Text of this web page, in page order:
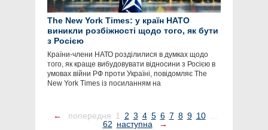
The New York Times: у країн НАТО
виникли розбіжності щодо того, як бути
з Росією
Країни-члени НАТО розділилися в думках щодо
того, як краще вибудовувати відносини з Росією в
умовах війни РФ проти Україні, повідомляє The
New York Times із посиланням на
← попередня 1 2 3 4 5 6 7 8 9 10 ...
62 наступна →